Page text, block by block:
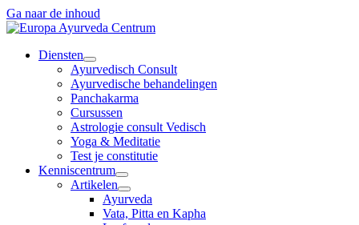
Ga naar de inhoud
Diensten
Ayurvedisch Consult
Ayurvedische behandelingen
Panchakarma
Cursussen
Astrologie consult Vedisch
Yoga & Meditatie
Test je constitutie
Kenniscentrum
Artikelen
Ayurveda
Vata, Pitta en Kapha